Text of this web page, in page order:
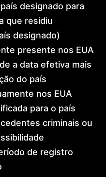
designado para
que residiu
designado)
presente nos EUA
a data efetiva mais
do país
nos EUA
para o país
criminais ou
de registro